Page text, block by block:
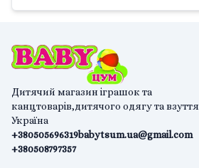
Дитячий магазин іграшок та
канцтоварів,дитячого одягу та взуття
Україна
+380505696319
+380508797357
babytsum.ua@gmail.com